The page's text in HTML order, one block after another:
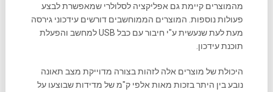
מהמוצרים קיימת גם אפליקציה לסלולרי שמאפשרת לבצע
פעולות נוספות. המוצרים הממוחשבים דורשים עידכוני גירסה
מעת לעת שנעשית ע"י חיבור עם כבל USB למחשב והפעלת
תוכנת עידכון.
היכולת של מוצרים אלה לזהות בצורה מדוייקת מצב תאונה
נובע בין היתר בזכות מאות אלפי ק"מ של מדידות שבוצעו על